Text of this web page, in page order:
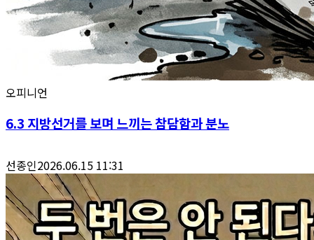
오피니언
6.3 지방선거를 보며 느끼는 참담함과 분노
선종인2026.06.15 11:31